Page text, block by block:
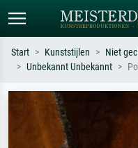
Zoek op kunstenaar, titel of stijl –
Monet, Sterrennacht,
Hokusai-golf, naakt.
Start Kunststijlen
Niet
Unbekannt Unbekannt